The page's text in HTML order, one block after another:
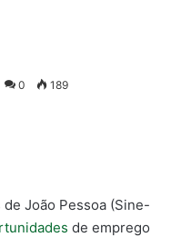
0 189
João Pessoa (Sine-
de emprego